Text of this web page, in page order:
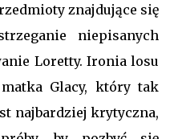
znajdujące się
niepisanych
Loretty. Ironia losu
Glacy, który tak
najbardziej krytyczna,